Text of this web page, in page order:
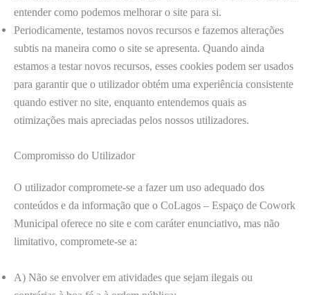
entender como podemos melhorar o site para si.
Periodicamente, testamos novos recursos e fazemos alterações
subtis na maneira como o site se apresenta. Quando ainda
estamos a testar novos recursos, esses cookies podem ser usados ​​
para garantir que o utilizador obtém uma experiência consistente
quando estiver no site, enquanto entendemos quais as
otimizações mais apreciadas pelos nossos utilizadores.
Compromisso do Utilizador
O utilizador compromete-se a fazer um uso adequado dos
conteúdos e da informação que o CoLagos – Espaço de Cowork
Municipal oferece no site e com caráter enunciativo, mas não
limitativo, compromete-se a:
A) Não se envolver em atividades que sejam ilegais ou